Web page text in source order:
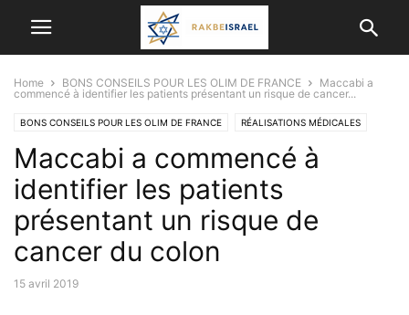
Home BONS CONSEILS POUR LES OLIM DE FRANCE
Maccabi a
commencé à identifier les patients présentant un risque de cancer...
BONS CONSEILS POUR LES OLIM DE FRANCE RÉALISATIONS MÉDICALES
Maccabi a commencé à
identifier les patients
présentant un risque de
cancer du colon
15 avril 2019